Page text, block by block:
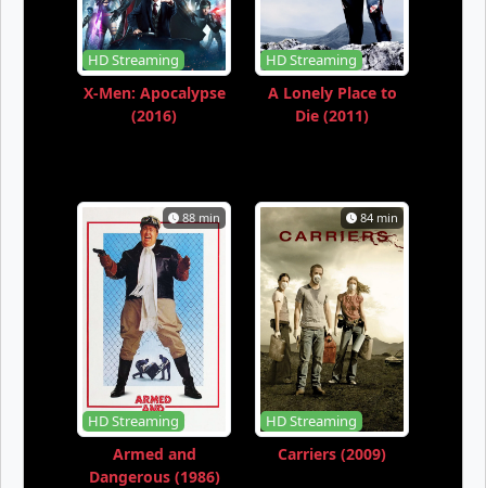
HD Streaming
X-Men: Apocalypse
(2016)
HD Streaming
A Lonely Place to
Die (2011)
88 min
HD Streaming
Armed and
Dangerous (1986)
84 min
HD Streaming
Carriers (2009)